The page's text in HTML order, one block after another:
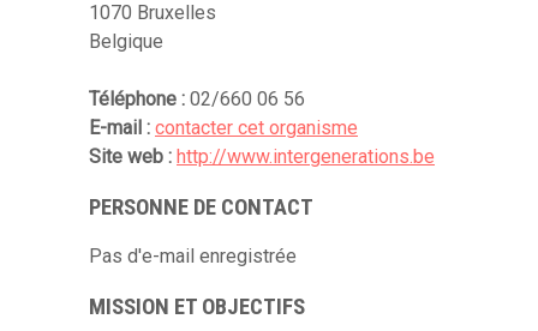
1070 Bruxelles
Belgique
Téléphone : 02/660 06 56
E-mail : contacter cet organisme
Site web : http://www.intergenerations.be
PERSONNE DE CONTACT
Pas d'e-mail enregistrée
MISSION ET OBJECTIFS